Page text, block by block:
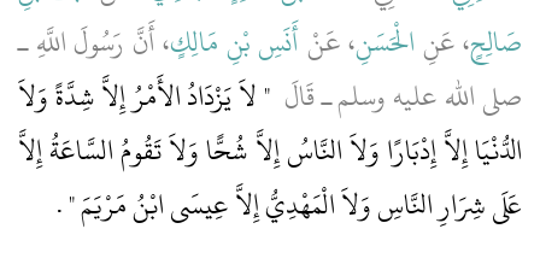
صَالِحٍ، عَنِ الْحَسَنِ، عَنْ أَنَسِ بْنِ مَالِكٍ، أَنَّ رَسُولَ اللَّهِ ـ
صلى الله عليه وسلم ـ قَالَ ‏ "‏ لاَ يَزْدَادُ الأَمْرُ إِلاَّ شِدَّةً وَلاَ
الدُّنْيَا إِلاَّ إِدْبَارًا وَلاَ النَّاسُ إِلاَّ شُحًّا وَلاَ تَقُومُ السَّاعَةُ إِلاَّ
عَلَى شِرَارِ النَّاسِ وَلاَ الْمَهْدِيُّ إِلاَّ عِيسَى ابْنُ مَرْيَمَ ‏"‏ ‏.‏